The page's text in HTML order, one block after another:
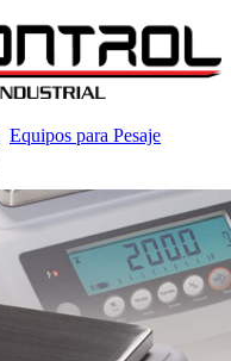
Equipos para Pesaje